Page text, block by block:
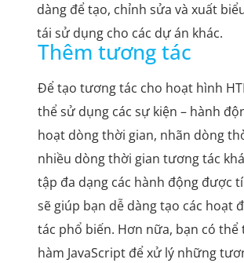
dàng để tạo, chỉnh sửa và xuất
tái sử dụng cho các dự án khác.
Thêm tương tác
Để tạo tương tác cho hoạt hình
thể sử dụng các sự kiện – hành
hoạt dòng thời gian, nhãn dòng
nhiều dòng thời gian tương tác
tập đa dạng các hành động được
sẽ giúp bạn dễ dàng tạo các hoạt
tác phổ biến. Hơn nữa, bạn có thể
hàm JavaScript để xử lý những